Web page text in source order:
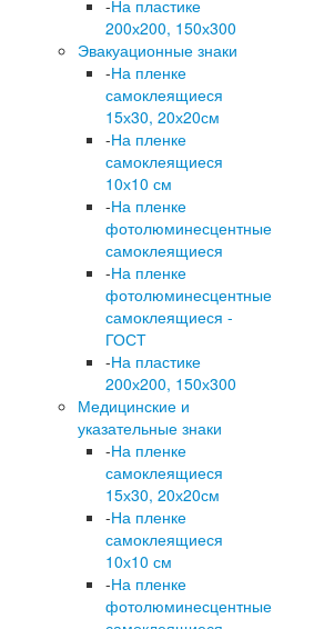
-На пластике
200х200, 150х300
Эвакуационные знаки
-На пленке
самоклеящиеся
15х30, 20х20см
-На пленке
самоклеящиеся
10х10 см
-На пленке
фотолюминесцентные
самоклеящиеся
-На пленке
фотолюминесцентные
самоклеящиеся -
ГОСТ
-На пластике
200х200, 150х300
Медицинские и
указательные знаки
-На пленке
самоклеящиеся
15х30, 20х20см
-На пленке
самоклеящиеся
10х10 см
-На пленке
фотолюминесцентные